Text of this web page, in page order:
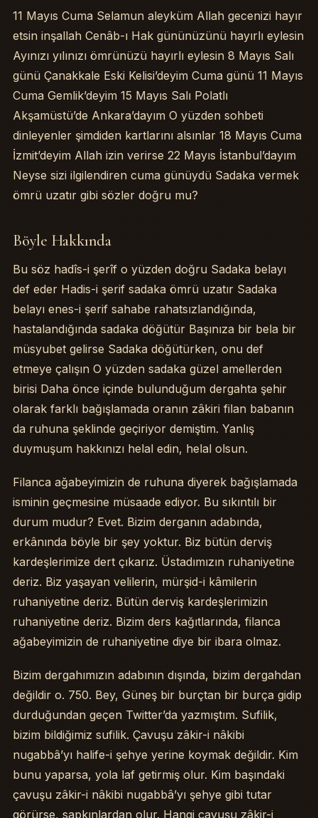
2. Kahinlik, Büyü ve Sufinin Rüya İlmesi
3. Kaza Kıssası, Raziyet Makamı ve Mesnevî 750. Beyit
4. Peygamber Sevgisi, Sönmeyen Yıldızlar ve Mürşid-i
5. Evlilik Sünnet-i Resûl’üdür: Mümin Hangi Korkuyu
Kaynakça ve Referanslar
11 Mayıs Cuma Selamun aleyküm Allah gecenizi hayır
etsin inşallah Cenâb-ı Hak gününüzünü hayırlı eylesin
Ayınızı yılınızı ömrünüzü hayırlı eylesin 8 Mayıs Salı
günü Çanakkale Eski Kelisi’deyim Cuma günü 11 Mayıs
Cuma Gemlik’deyim 15 Mayıs Salı Polatlı
Akşamüstü’de Ankara’dayım O yüzden sohbeti
dinleyenler şimdiden kartlarını alsınlar 18 Mayıs Cuma
İzmit’deyim Allah izin verirse 22 Mayıs İstanbul’dayım
Neyse sizi ilgilendiren cuma günüydü Sadaka vermek
ömrü uzatır gibi sözler doğru mu?
Böyle Hakkında
Bu söz hadîs-i şerîf o yüzden doğru Sadaka belayı
def eder Hadis-i şerif sadaka ömrü uzatır Sadaka
belayı enes-i şerif sahabe rahatsızlandığında,
hastalandığında sadaka döğütür Başınıza bir bela bir
müsyubet gelirse Sadaka döğütürken, onu def
etmeye çalışın O yüzden sadaka güzel amellerden
birisi Daha önce içinde bulunduğum dergahta şehir
olarak farklı bağışlamada oranın zâkiri filan babanın
da ruhuna şeklinde geçiriyor demiştim. Yanlış
duymuşum hakkınızı helal edin, helal olsun.
Filanca ağabeyimizin de ruhuna diyerek bağışlamada
isminin geçmesine müsaade ediyor. Bu sıkıntılı bir
durum mudur? Evet. Bizim derganın adabında,
erkânında böyle bir şey yoktur. Biz bütün derviş
kardeşlerimize dert çıkarız. Üstadımızın ruhaniyetine
deriz. Biz yaşayan velilerin, mürşid-i kâmilerin
ruhaniyetine deriz. Bütün derviş kardeşlerimizin
ruhaniyetine deriz. Bizim ders kağıtlarında, filanca
ağabeyimizin de ruhaniyetine diye bir ibara olmaz.
Bizim dergahımızın adabının dışında, bizim dergahdan
değildir o. 750. Bey, Güneş bir burçtan bir burça gidip
durduğundan geçen Twitter’da yazmıştım. Sufilik,
bizim bildiğimiz sufilik. Çavuşu zâkir-i nâkibi
nugabbâ’yı halife-i şehye yerine koymak değildir. Kim
bunu yaparsa, yola laf getirmiş olur. Kim başındaki
çavuşu zâkir-i nâkibi nugabbâ’yı şehye gibi tutar
görürse, sapkınlardan olur. Hangi çavuşu zâkir-i